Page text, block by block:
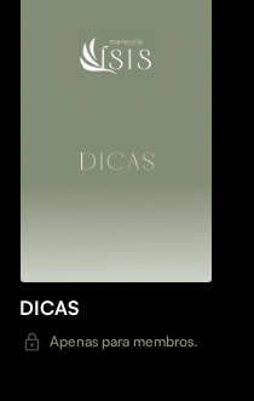
DICAS
Apenas para membros.